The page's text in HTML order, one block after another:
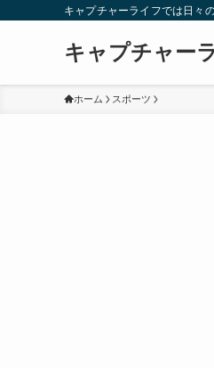
キャプチャーライフでは日々
キャプチャー
ホーム スポーツ